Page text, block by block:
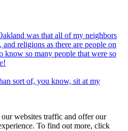
was that all of my neighbors
religions as there are people on
so many people that were so
sort of, you know, sit at my
websites traffic and offer our
To find out more, click